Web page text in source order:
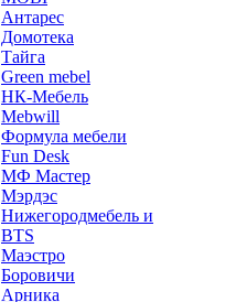
Антарес
Домотека
Тайга
Green mebel
НК-Мебель
Mebwill
Формула мебели
Fun Desk
МФ Мастер
Мэрдэс
Нижегородмебель и
BTS
Маэстро
Боровичи
Арника